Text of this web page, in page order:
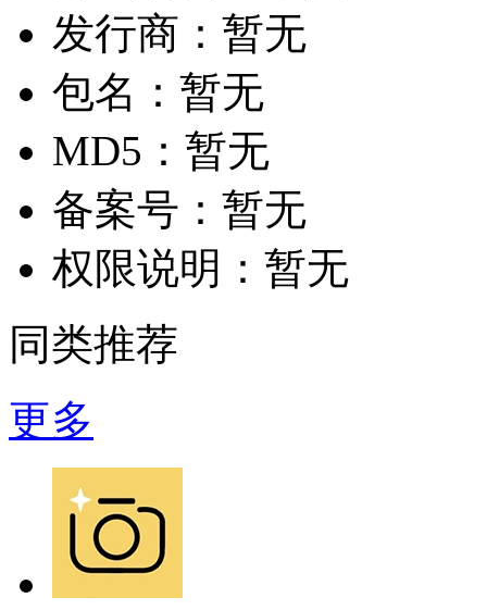
发行商： 暂无
包名： 暂无
MD5： 暂无
备案号： 暂无
权限说明： 暂无
同类推荐
更多